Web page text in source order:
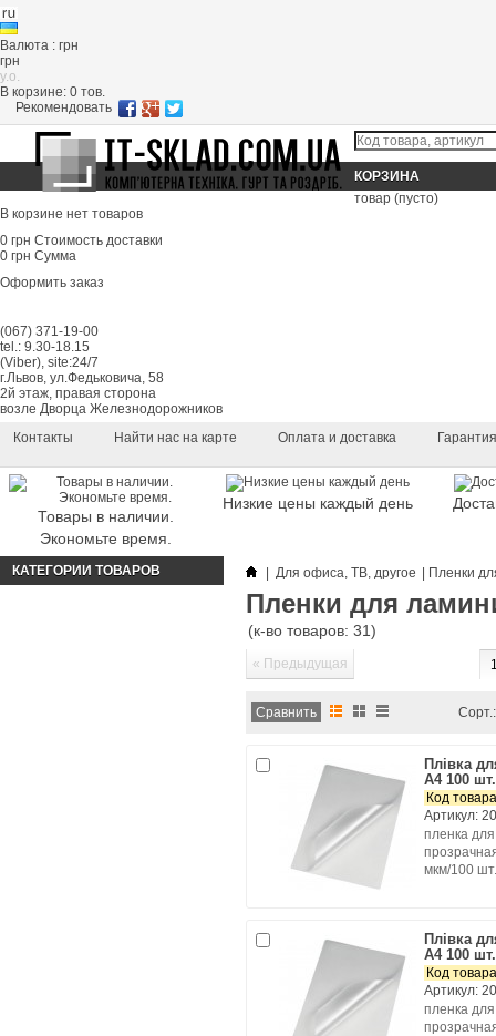
Валюта : грн
грн
y.o.
В корзине: 0 тов.
Рекомендовать
КОРЗИНА
товар (пусто)
В корзине нет товаров
0 грн Стоимость доставки
0 грн Сумма
Оформить заказ
(067) 371-19-00
tel.: 9.30-18.15
(Viber), site:24/7
г.Львов, ул.Федьковича, 58
2й этаж, правая сторона
возле Дворца Железнодорожников
Контакты
Найти нас на карте Оплата и доставка Гарантия
Товары в наличии.
Экономьте время.
Низкие цены каждый день
КАТЕГОРИИ ТОВАРОВ Для офиса, ТВ, другое Пленки
Пленки для
(к-во товаров: 31)
« Предыдущая
Сорт.:
Плівка
А4 100
Код
Артикул:
пленка
мкм/100
Плівка
А4 100
Код
Артикул:
пленка